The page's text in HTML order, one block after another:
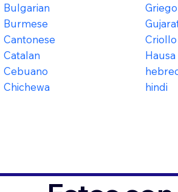
Bulgarian
Burmese
Cantonese
Catalan
Cebuano
Chichewa
Griego
Criollo
Hausa
hindi